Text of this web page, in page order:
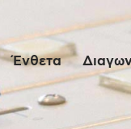
Ένθετα